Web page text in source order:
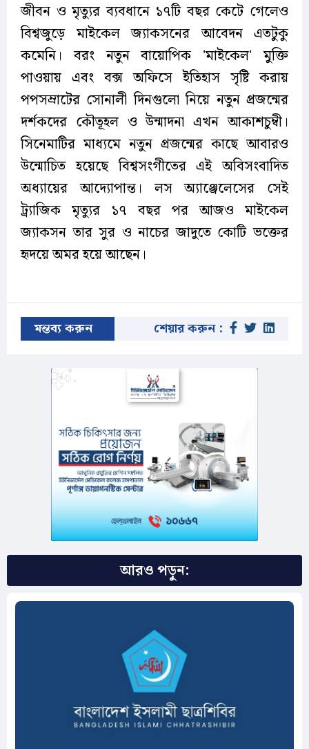
জীবন ও মৃত্যুর ব্যবধানে ১৭টি বছর কেটে গেলেও
বিশ্বজুড়ে মাইকেল জ্যাকসনের আবেদন এতটুকু
কমেনি। বরং নতুন বায়োপিক 'মাইকেল' মুক্তি
পাওয়ায় এবং বক্স অফিসে ইতিহাস সৃষ্টি করায়
পপসম্রাটের সোনালী দিনগুলো নিয়ে নতুন প্রজন্মের
দর্শকদের কৌতূহল ও উন্মাদনা এখন আকাশচুম্বী।
সিনেমাটির মাধ্যমে নতুন প্রজন্মের কাছে আবারও
উন্মোচিত হয়েছে বিশ্বসংগীতের এই অবিসংবাদিত
অধ্যায়ের আদ্যোপান্ত। লস অ্যাঞ্জেলেসের সেই
ট্র্যাজিক মৃত্যুর ১৭ বছর পর আজও মাইকেল
জ্যাকসন তার সুর ও নাচের জাদুতে কোটি ভক্তের
হৃদয়ে অমর হয়ে আছেন।
মন্তব্য করুন শেয়ার করুন :
আরও পড়ুন: